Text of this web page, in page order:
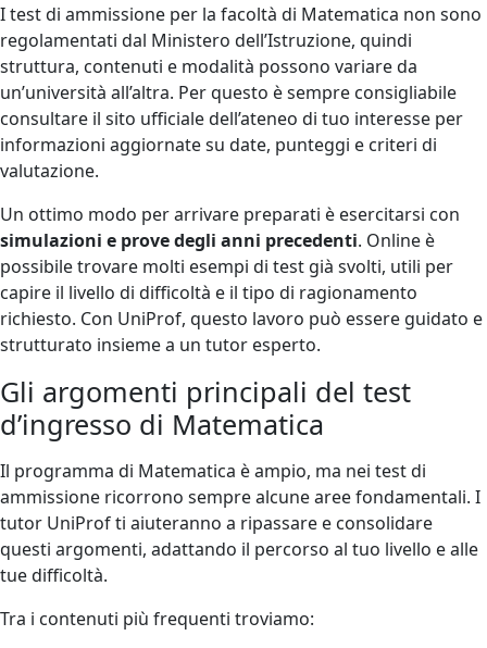
I test di ammissione per la facoltà di Matematica non sono
regolamentati dal Ministero dell’Istruzione, quindi
struttura, contenuti e modalità possono variare da
un’università all’altra. Per questo è sempre consigliabile
consultare il sito ufficiale dell’ateneo di tuo interesse per
informazioni aggiornate su date, punteggi e criteri di
valutazione.
Un ottimo modo per arrivare preparati è esercitarsi con
simulazioni e prove degli anni precedenti. Online è
possibile trovare molti esempi di test già svolti, utili per
capire il livello di difficoltà e il tipo di ragionamento
richiesto. Con UniProf, questo lavoro può essere guidato e
strutturato insieme a un tutor esperto.
Gli argomenti principali del test
d’ingresso di Matematica
Il programma di Matematica è ampio, ma nei test di
ammissione ricorrono sempre alcune aree fondamentali. I
tutor UniProf ti aiuteranno a ripassare e consolidare
questi argomenti, adattando il percorso al tuo livello e alle
tue difficoltà.
Tra i contenuti più frequenti troviamo: